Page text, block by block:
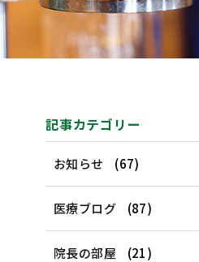
記事カテゴリー
お知らせ (67)
医療ブログ (87)
院長の部屋 (21)